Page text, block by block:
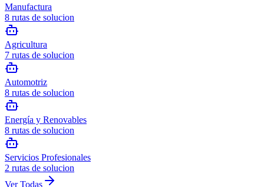
Manufactura
8 rutas de solucion
Agricultura
7 rutas de solucion
Automotriz
8 rutas de solucion
Energía y Renovables
8 rutas de solucion
Servicios Profesionales
2 rutas de solucion
Ver Todas